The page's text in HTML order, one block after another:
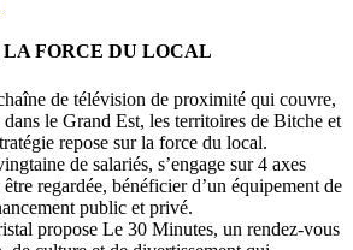
FORCE DU LOCAL
de télévision de proximité qui couvre,
le Grand Est, les territoires de Bitche et
repose sur la force du local.
de salariés, s’engage sur 4 axes
regardée, bénéficier d’un équipement de
public et privé.
propose Le 30 Minutes, un rendez-vous